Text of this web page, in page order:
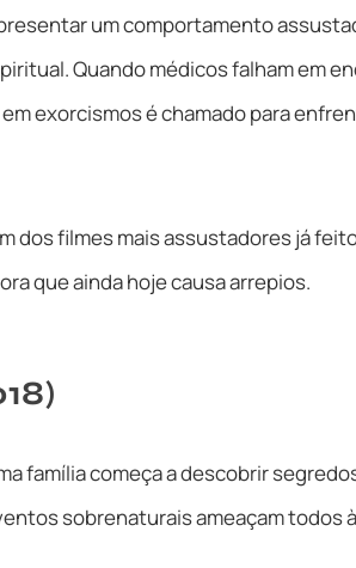
um comportamento
Quando médicos falham em
exorcismos é chamado para
dos filmes mais assustadores já
que ainda hoje causa arrepios.
família começa a descobrir
sobrenaturais ameaçam todos